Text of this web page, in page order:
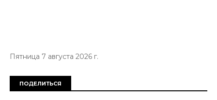
Пятница 7 августа 2026 г.
ПОДЕЛИТЬСЯ